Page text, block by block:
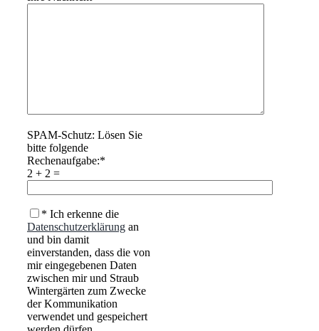
SPAM-Schutz: Lösen Sie
bitte folgende
Rechenaufgabe:*
2 + 2 =
* Ich erkenne die
Datenschutzerklärung an
und bin damit
einverstanden, dass die von
mir eingegebenen Daten
zwischen mir und Straub
Wintergärten zum Zwecke
der Kommunikation
verwendet und gespeichert